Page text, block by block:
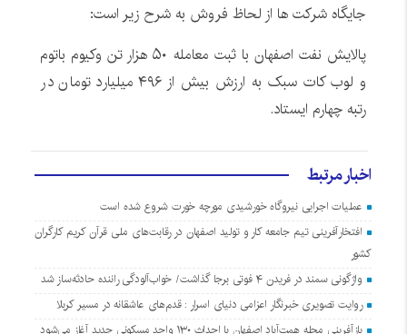
جایگاه شرکت ها از لحاظ فروش به شرح زیر است:
پالایش نفت اصفهان با ثبت معامله ۵۰ هزار تن وکیوم باتوم
و لوب کات سبک به ارزش بیش از ۴۹۶ میلیارد تومان در
رتبه چهارم ایستاد.
اخبار مرتبط
عملیات اجرایی نیروگاه خورشیدی مورچه خورت شروع شده است
افتخارآفرینی تیم جامعه کار و تولید اصفهان در رقابت‌های ملی قرآن کریم کارگران
کشور
واژگونی سمند در فریدن ۴ فوتی برجا گذاشت/ خواب‌آلودگی راننده حادثه‌ساز شد
روایت تصویری خبرنگار اعزامی دنیای اسرار : قدم‌های عاشقانه در مسیر کربلا
بازآفرینی محله همت‌آباد اصفهان با احداث ۱۳۰ واحد مسکونی جدید آغاز می‌شود